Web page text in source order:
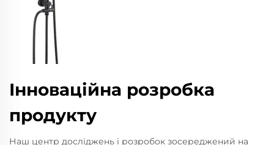
Інноваційна розробка
продукту
Наш центр досліджень і розробок зосереджений на